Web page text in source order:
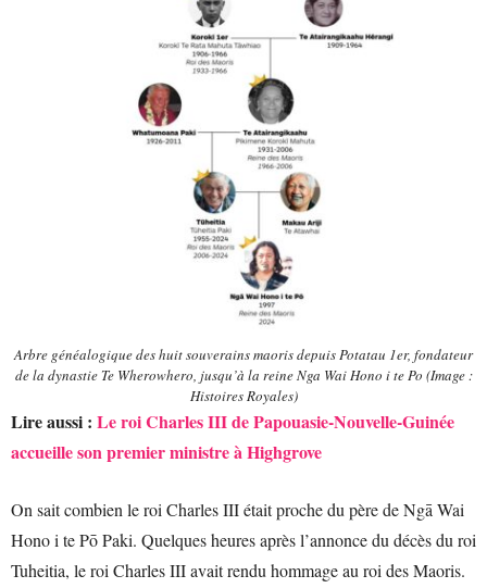
Arbre généalogique des huit souverains maoris depuis Potatau 1er, fondateur
de la dynastie Te Wherowhero, jusqu’à la reine Nga Wai Hono i te Po (Image :
Histoires Royales)
Lire aussi : Le roi Charles III de Papouasie-Nouvelle-Guinée
accueille son premier ministre à Highgrove
On sait combien le roi Charles III était proche du père de Ngā Wai
Hono i te Pō Paki. Quelques heures après l’annonce du décès du roi
Tuheitia, le roi Charles III avait rendu hommage au roi des Maoris.